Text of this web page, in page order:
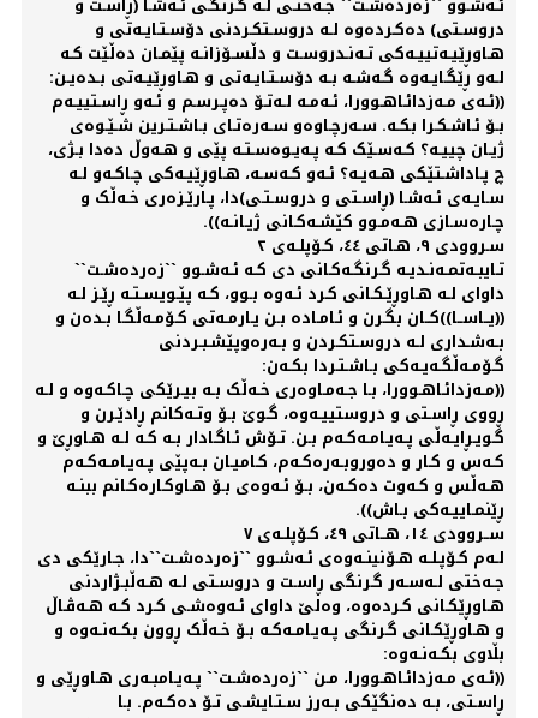
دروسـتی) دەکـردەوە لـە دروسـتکـردنی دۆسـتـایـەتی و
هـاوڕێیـەتییـەکی تـەنـدروسـت و دڵسـۆزانـە پێمـان دەڵێت کـە
لـەو ڕێگـایـەوە گـەشـە بـە دۆسـتـایـەتی و هـاوڕێیـەتی بـدەیـن:
((ئـەی مـەزدائـاهـوورا، ئـەمـە لـەتـۆ دەپـرسـم و ئـەو ڕاسـتییـەم
بـۆ ئـاشـکـرا بکـە. سـەرچـاوەو سـەرەتـای بـاشـتـرین شـێـوەی
ژیـان چییـە؟ کـەسـێک کـە پـەیـوەسـتـە پێی و هـەوڵ دەدا بـژی،
چ پـاداشـتێکی هـەیـە؟ ئـەو کـەسـە، هـاوڕێیـەکی چـاکـەو لـە
سـایـەی ئـەشـا (ڕاسـتی و دروسـتـی)دا، پـارێـزەری خـەڵک و
چـارەسـازی هـەمـوو کێشـەکـانی ژیـانـە)).
سـروودی ٩، هـاتی ٤٤، کـۆپلـەی ٢
تـایبـەتمـەنـدیـە گـرنگـەکـانی دی کـە ئـەشـوو ``زەردەشـت``
داوای لـە هـاوڕێـکـانی کـرد ئـەوە بـوو، کـە پێـویسـتـە ڕێـز لـە
((یــاســا))کــان بگـرن و ئـامـادە بـن یـارمـەتی کـۆمـەڵگـا بـدەن و
بـەشـداری لـە دروسـتکـردن و بـەرەوپێشـبـردنی
گـۆمـەڵگـەیـەکی بـاشـتـردا بکـەن:
((مـەزدائـاهـوورا، بـا جـەمـاوەری خـەڵک بـە بیـرێکی چـاکـەوە و لـە
ڕووی ڕاسـتی و دروستییـەوە، گـوێ بـۆ وتـەکانم ڕادێـرن و
گـویـڕایـەڵی پـەیـامـەکـەم بـن. تـۆش ئـاگـادار بـە کـە لـە هـاوڕێ و
کـەس و کـار و دەوروبـەرەکـەم، کـامیـان بـەپێی پـەیـامـەکـەم
هـەڵس و کـەوت دەکـەن، بـۆ ئـەوەی بـۆ هـاوکـارەکـانم ببنـە
ڕێنمـاییـەکی بـاش)).
ســروودی ١٤، هــاتی ٤٩، کـۆپلـەی ۷
لـەم کـۆپـلـە هـۆنینـەوەی ئـەشـوو ``زەردەشـت``دا، جـارێکی دی
جـەختی لـەسـەر گـرنگی ڕاسـت و دروسـتی لـە هـەڵبـژاردنی
هـاوڕێکـانی کـردەوە، وەلێ داوای ئـەوەشـی کـرد کـە هـەڤـاڵ
و هـاوڕێکـانی گـرنگی پـەیـامـەکـە بـۆ خـەڵک ڕوون بکـەنـەوە و
بڵاوی بکـەنـەوە:
((ئـەی مـەزدائـاهـوورا، مـن ``زەردەشـت`` پـەیـامبـەری هـاوڕێی و
ڕاسـتی، بـە دەنگێکی بـەرز سـتـایشـی تـۆ دەکـەم. بـا